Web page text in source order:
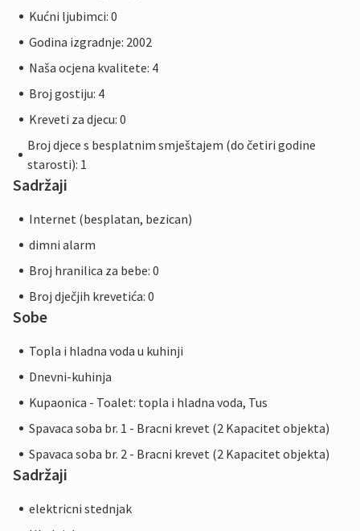
Kućni ljubimci: 0
Godina izgradnje: 2002
Naša ocjena kvalitete: 4
Broj gostiju: 4
Kreveti za djecu: 0
Broj djece s besplatnim smještajem (do četiri godine
starosti): 1
Sadržaji
Internet (besplatan, bezican)
dimni alarm
Broj hranilica za bebe: 0
Broj dječjih krevetića: 0
Sobe
Topla i hladna voda u kuhinji
Dnevni-kuhinja
Kupaonica - Toalet: topla i hladna voda, Tus
Spavaca soba br. 1 - Bracni krevet (2 Kapacitet objekta)
Spavaca soba br. 2 - Bracni krevet (2 Kapacitet objekta)
Sadržaji
elektricni stednjak